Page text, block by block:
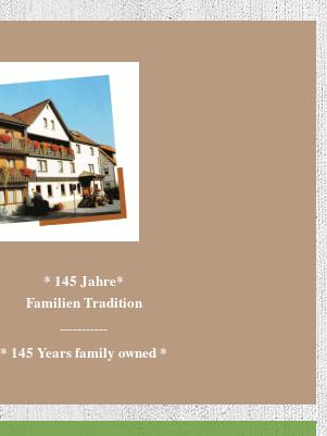
* 145 Jahre*
Familien Tradition
-----------
* 145 Years family owned *